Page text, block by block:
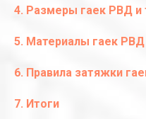
4. Размеры гаек РВД и
5. Материалы гаек РВД
6. Правила затяжки
7. Итоги